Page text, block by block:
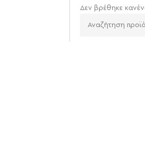
Δεν βρέθηκε